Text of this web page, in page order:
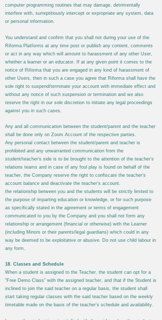
computer programming routines that may damage, detrimentally
interfere with, surreptitiously intercept or expropriate any system, data
or personal information.
You understand and confirm that you shall not during your use of the
Riforma Platforms at any time post or publish any content, comments
or act in any way which will amount to harassment of any other User,
whether a learner or an educator. If at any given point it comes to the
notice of Riforma that you are engaged in any kind of harassment of
other Users, then in such a case you agree that Riforma shall have the
sole right to suspend/terminate your account with immediate effect and
without any notice of such suspension or termination and we also
reserve the right in our sole discretion to initiate any legal proceedings
against you in such cases.
Any and all communication between the student/parent and the teacher
shall be done only on Zoom Account of the respective parties.
Any personal contact between the student/parent and teacher is
prohibited and any unwarranted communication from the
student/teacher’s side is to be brought to the attention of the teacher’s
relations teams and in case of any foul play is found on behalf of the
teacher, the Company reserve the right to confiscate the teacher’s
account balance and deactivate the teacher’s account.
the relationship between you and the students will be strictly limited to
the purpose of imparting education or knowledge, or for such purpose
as specifically stated in the agreement or terms of engagement
communicated to you by the Company and you shall not form any
relationship or arrangement (financial or otherwise) with the Learner
(including Minors or their parents/legal guardians) which could in any
way be deemed to be exploitative or abusive. Do not use child labour in
any form.
18. Classes and Schedule
When a student is assigned to the Teacher, the student can opt for a
“Free Demo Class” with the assigned teacher, and that if the Student is
inclined to join the said teacher on a regular basis, the student shall
start taking regular classes with the said teacher based on the weekly
timetable made on the basis of the teacher’s schedule and availability.